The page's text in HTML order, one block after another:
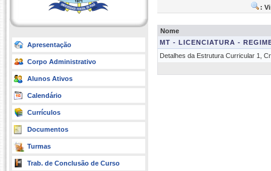
Apresentação
Corpo Administrativo
Alunos Ativos
Calendário
Currículos
Documentos
Turmas
Trab. de Conclusão de Curso
:
Nome
MT - LICENCIATURA -
Detalhes da Estrutura Curricular 1,